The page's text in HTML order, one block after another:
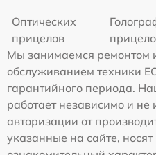
Оптических
прицелов
Мы занимаемся ремонтом
обслуживанием техники
гарантийного периода.
работает независимо и
авторизации от
указанные на сайте,